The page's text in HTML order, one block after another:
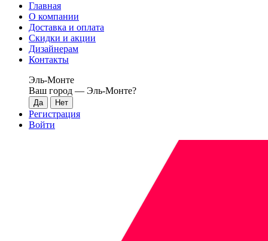
Главная
О компании
Доставка и оплата
Скидки и акции
Дизайнерам
Контакты
Эль-Монте
Ваш город — Эль-Монте?
Регистрация
Войти